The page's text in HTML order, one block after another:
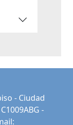
- Ciudad
-